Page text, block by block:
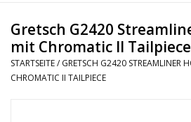
Drums
Percussion
Gretsch G2420
mit Chromatic II Tailpiece
STARTSEITE/ GRETSCH G2420 STREAMLINER
CHROMATIC II TAILPIECE